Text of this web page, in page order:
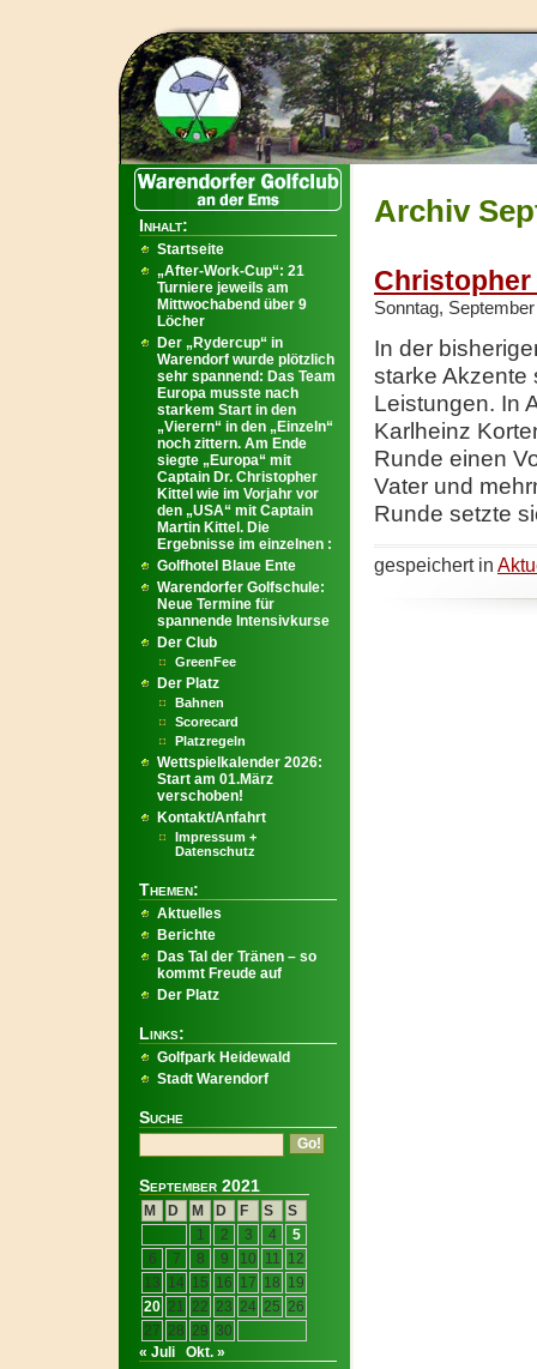
Archiv
Sonntag,
In der
starke Akzente
Leistungen. In
Karlheinz
Runde einen
Vater und
Runde setzte
gespeichert in
Inhalt:
Startseite
„After-Work-Cup“: 21
Turniere jeweils am
Mittwochabend über 9
Löcher
Der „Rydercup“ in
Warendorf wurde plötzlich
sehr spannend: Das Team
Europa musste nach
starkem Start in den
„Vierern“ in den „Einzeln“
noch zittern. Am Ende
siegte „Europa“ mit
Captain Dr. Christopher
Kittel wie im Vorjahr vor
den „USA“ mit Captain
Martin Kittel. Die
Ergebnisse im einzelnen :
Golfhotel Blaue Ente
Warendorfer Golfschule:
Neue Termine für
spannende Intensivkurse
Der Club
GreenFee
Der Platz
Bahnen
Scorecard
Platzregeln
Wettspielkalender 2026:
Start am 01.März
verschoben!
Kontakt/Anfahrt
Impressum +
Datenschutz
Themen:
Aktuelles
Berichte
Das Tal der Tränen – so
kommt Freude auf
Der Platz
Links:
Golfpark Heidewald
Stadt Warendorf
Suche
September 2021
M D M D F S
S
1
2 3 4
5
6
7 8 9 10 11 12
13 14 15 16 17 18 19
20 21 22 23 24 25 26
27 28 29 30
« Juli
Okt. »